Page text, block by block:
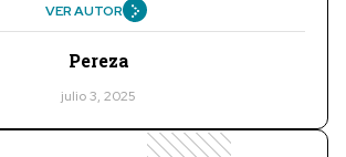
VER AUTOR
Pereza
julio 3, 2025